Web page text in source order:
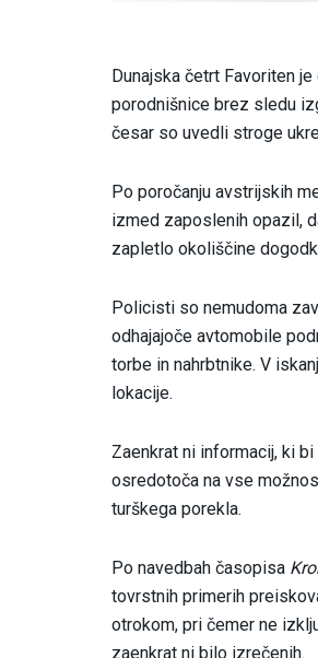
Dunajska četrt Favoriten
porodnišnice brez sledu
česar so uvedli stroge
Po poročanju avstrijskih
izmed zaposlenih opazil,
zapletlo okoliščine
Policisti so nemudoma
odhajajoče avtomobile
torbe in nahrbtnike. V
lokacije.
Zaenkrat ni informacij, ki
osredotoča na vse
turškega porekla.
Po navedbah časopisa
tovrstnih primerih
otrokom, pri čemer ne
zaenkrat ni bilo izrečenih.